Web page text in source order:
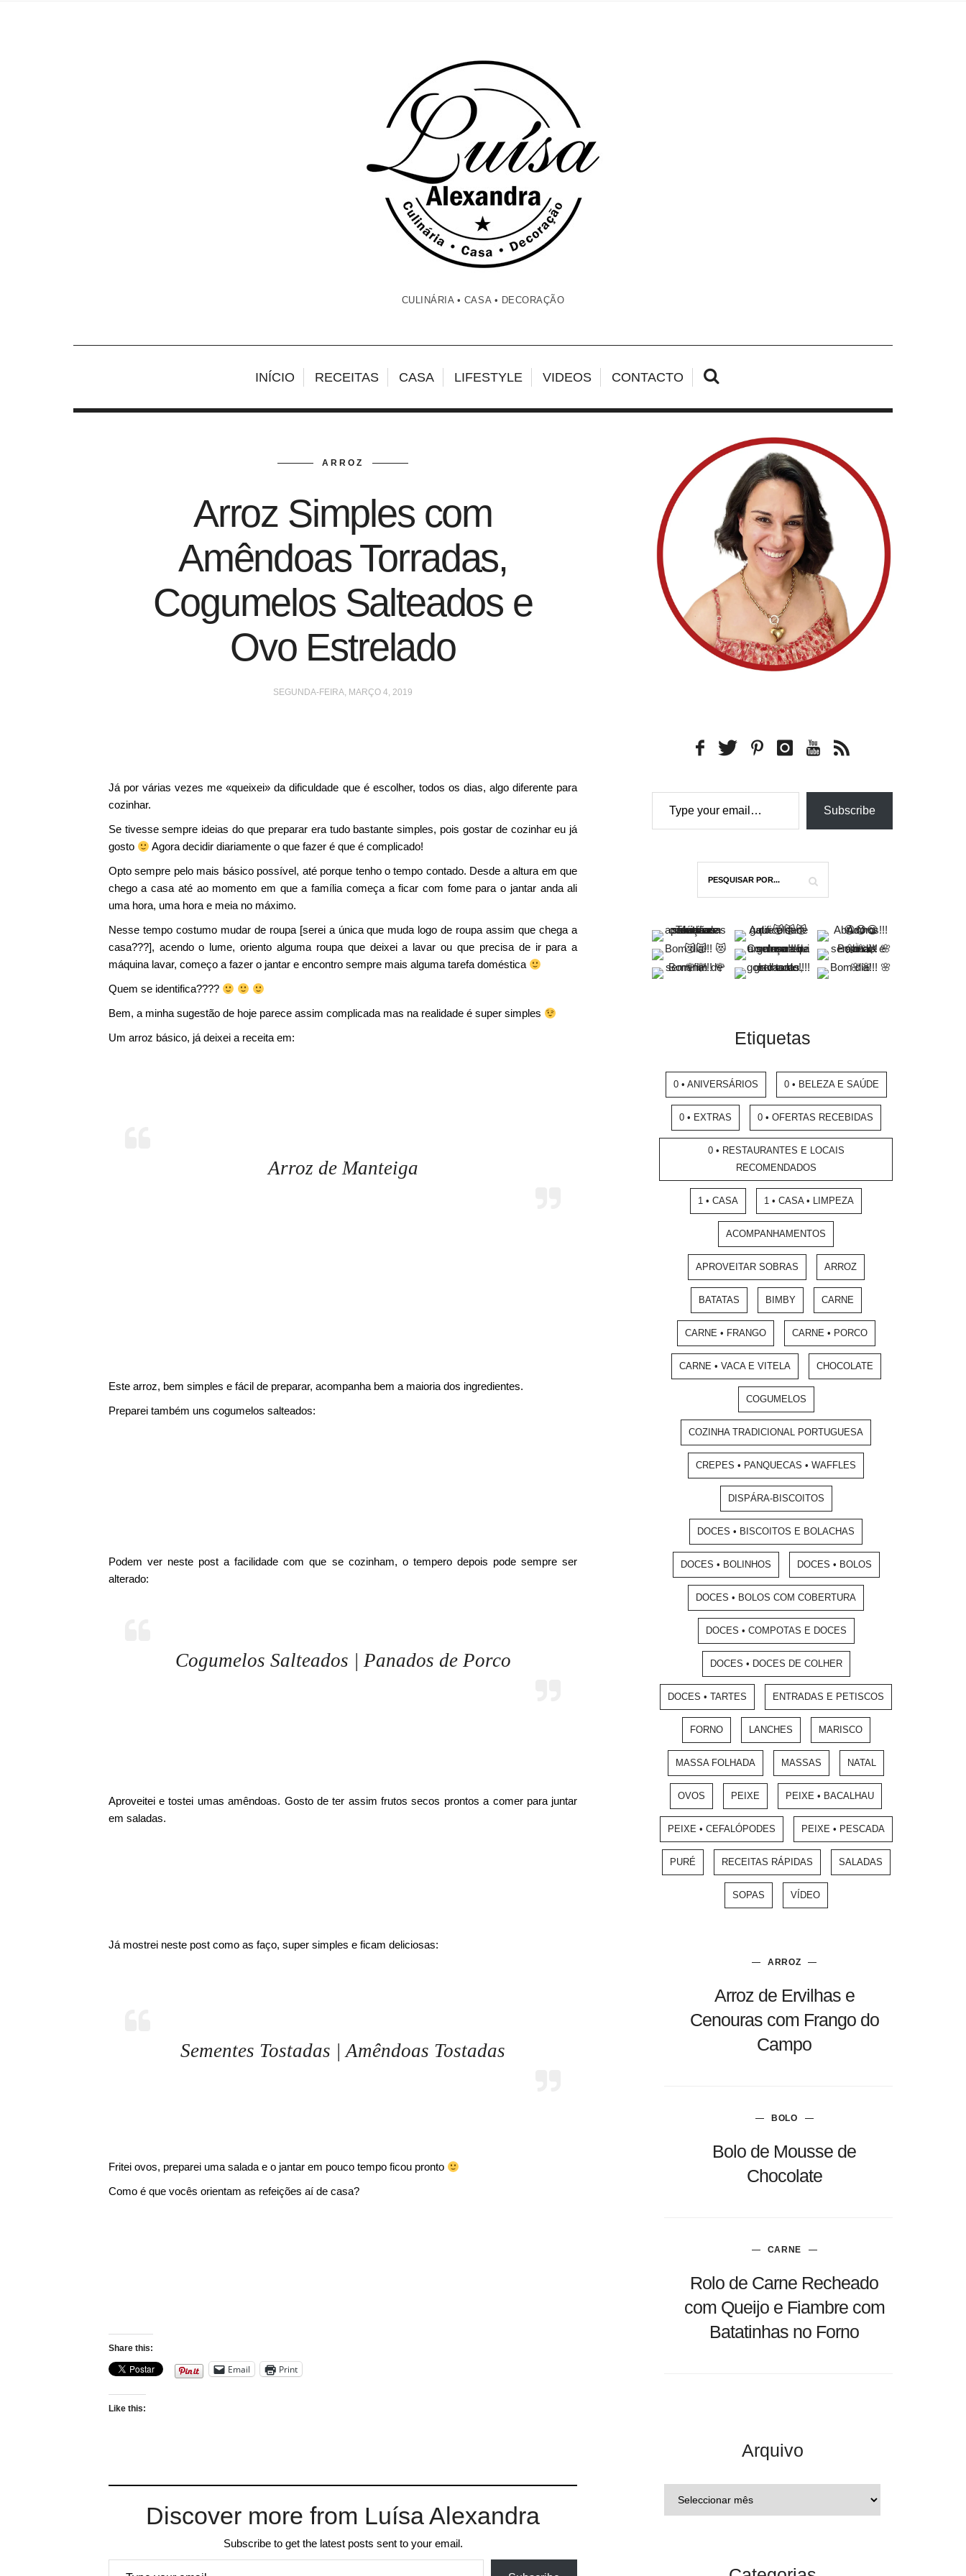
CULINÁRIA • CASA • DECORAÇÃO
INÍCIO RECEITAS CASA LIFESTYLE VIDEOS CONTACTO
ARROZ
Arroz Simples com
Amêndoas Torradas,
Cogumelos Salteados e
Ovo Estrelado
SEGUNDA-FEIRA, MARÇO 4, 2019
Já por várias vezes me «queixei» da dificuldade que é escolher, todos os dias, algo diferente para
cozinhar.
Se tivesse sempre ideias do que preparar era tudo bastante simples, pois gostar de cozinhar eu já
gosto
Agora decidir diariamente o que fazer é que é complicado!
Opto sempre pelo mais básico possível, até porque tenho o tempo contado. Desde a altura em que
chego a casa até ao momento em que a família começa a ficar com fome para o jantar anda ali
uma hora, uma hora e meia no máximo.
Nesse tempo costumo mudar de roupa [serei a única que muda logo de roupa assim que chega a
casa???], acendo o lume, oriento alguma roupa que deixei a lavar ou que precisa de ir para a
máquina lavar, começo a fazer o jantar e encontro sempre mais alguma tarefa doméstica
Quem se identifica????
Bem, a minha sugestão de hoje parece assim complicada mas na realidade é super simples
Um arroz básico, já deixei a receita em:
Arroz de Manteiga
Este arroz, bem simples e fácil de preparar, acompanha bem a maioria dos ingredientes.
Preparei também uns cogumelos salteados:
Podem ver neste post a facilidade com que se cozinham, o tempero depois pode sempre ser
alterado:
Cogumelos Salteados | Panados de Porco
Aproveitei e tostei umas amêndoas. Gosto de ter assim frutos secos prontos a comer para juntar
em saladas.
Já mostrei neste post como as faço, super simples e ficam deliciosas:
Sementes Tostadas | Amêndoas Tostadas
Fritei ovos, preparei uma salada e o jantar em pouco tempo ficou pronto
Como é que vocês orientam as refeições aí de casa?
Share this:
Email Print
Like this:
Discover more from Luísa Alexandra
Subscribe to get the latest posts sent to your email.
Type your email…
Type your email…
Subscribe
Etiquetas
0 • ANIVERSÁRIOS 0 • BELEZA E SAÚDE
0 • EXTRAS 0 • OFERTAS RECEBIDAS
0 • RESTAURANTES E LOCAIS
RECOMENDADOS
1 • CASA 1 • CASA • LIMPEZA
ACOMPANHAMENTOS
APROVEITAR SOBRAS ARROZ
BATATAS BIMBY CARNE
CARNE • FRANGO CARNE • PORCO
CARNE • VACA E VITELA CHOCOLATE
COGUMELOS
COZINHA TRADICIONAL PORTUGUESA
CREPES • PANQUECAS • WAFFLES
DISPÁRA-BISCOITOS
DOCES • BISCOITOS E BOLACHAS
DOCES • BOLINHOS DOCES • BOLOS
DOCES • BOLOS COM COBERTURA
DOCES • COMPOTAS E DOCES
DOCES • DOCES DE COLHER
DOCES • TARTES ENTRADAS E PETISCOS
FORNO LANCHES MARISCO
MASSA FOLHADA MASSAS NATAL
OVOS PEIXE PEIXE • BACALHAU
PEIXE • CEFALÓPODES PEIXE • PESCADA
PURÉ RECEITAS RÁPIDAS SALADAS
SOPAS VÍDEO
ARROZ
Arroz de Ervilhas e
Cenouras com Frango do
Campo
BOLO
Bolo de Mousse de
Chocolate
CARNE
Rolo de Carne Recheado
com Queijo e Fiambre com
Batatinhas no Forno
Arquivo